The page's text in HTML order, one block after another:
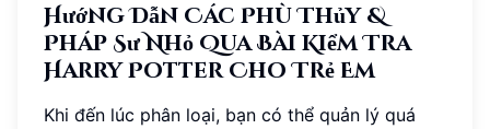
Hướng Dẫn Các Phù Thủy &
Pháp Sư Nhỏ Qua Bài Kiểm Tra
Harry Potter Cho Trẻ Em
Khi đến lúc phân loại, bạn có thể quản lý quá